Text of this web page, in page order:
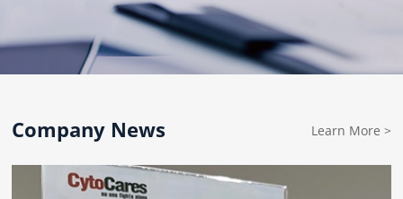
Learn More >
Company News